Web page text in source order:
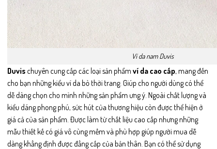
Ví da nam Duvis
Duvis chuyên cung cấp các loại sản phẩm ví da cao cấp, mang đến
cho bạn những kiểu ví da bò thời trang. Giúp cho người dùng có thể
dễ dàng chọn cho mình những sản phẩm ưng ý. Ngoài chất lượng và
kiểu dáng phong phú, sức hút của thương hiệu còn được thể hiện ở
giá cả của sản phẩm. Được làm từ chất liệu cao cấp nhưng những
mẫu thiết kế có giá vô cùng mềm và phù hợp giúp người mua dễ
dàng khẳng định được đẳng cấp của bản thân. Bạn có thể sử dụng